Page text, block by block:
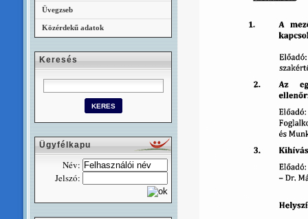
Üvegzseb
Közérdekű adatok
Keresés
Ügyfélkapu
Név:
Jelszó: